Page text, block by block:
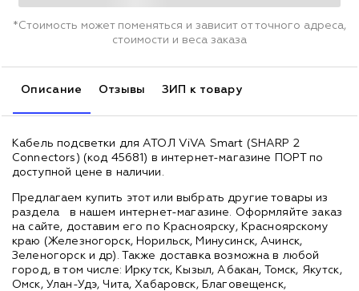
*Стоимость может поменяться и зависит от точного адреса,
стоимости и веса заказа
Описание Отзывы ЗИП к товару
Кабель подсветки для АТОЛ ViVA Smart (SHARP 2
Connectors) (код 45681) в интернет-магазине ПОРТ по
доступной цене в наличии.
Предлагаем купить этот или выбрать другие товары из
раздела
в нашем интернет-магазине. Оформляйте заказ
на сайте, доставим его по Красноярску, Красноярскому
краю (Железногорск, Норильск, Минусинск, Ачинск,
Зеленогорск и др). Также доставка возможна в любой
город, в том числе: Иркутск, Кызыл, Абакан, Томск, Якутск,
Омск, Улан-Удэ, Чита, Хабаровск, Благовещенск,